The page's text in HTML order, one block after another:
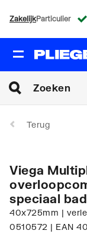
ZakelijkParticulier
Terug
Viega
speciaal bad
40x725mm |
0510572 | EAN